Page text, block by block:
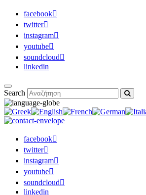
facebook
twitter
instagram
youtube
soundcloud
linkedin
Search
facebook
twitter
instagram
youtube
soundcloud
linkedin